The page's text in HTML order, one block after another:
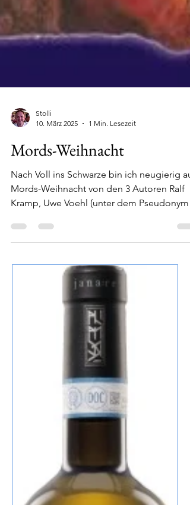
10. März 2025
1 Min. Lesezeit
Mords-Weihnacht
Nach Voll ins Schwarze bin ich neugierig auf
Kramp, Uwe Voehl (unter dem Pseudonym
Monica Mirelli)...